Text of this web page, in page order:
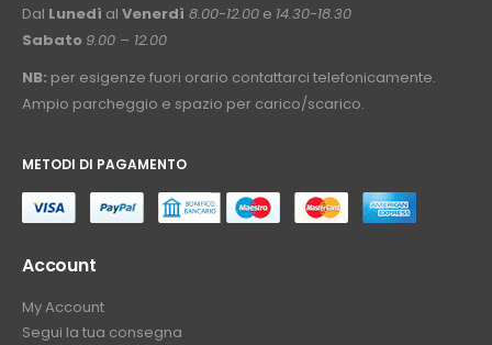
Dal Lunedì al Venerdì 8.00-12.00 e 14.30-18.30
Sabato 9.00 – 12.00
NB: per esigenze fuori orario contattarci telefonicamente.
Ampio parcheggio e spazio per carico/scarico.
METODI DI PAGAMENTO
Account
My Account
Segui la tua consegna